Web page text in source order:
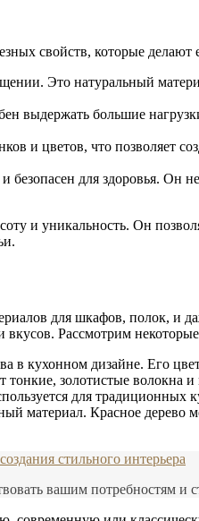
свойств, которые
Это натуральный
выдержать большие
и цветов, что
для здоровья. Он
и уникальность. Он
для шкафов, полок, и
Рассмотрим
в кухонном дизайне. Его
золотистые волокна
для традиционных
материал. Красное дерево
стильного интерьера
вашим потребностям